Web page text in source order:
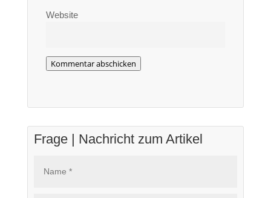
Website
Kommentar abschicken
Frage | Nachricht zum Artikel